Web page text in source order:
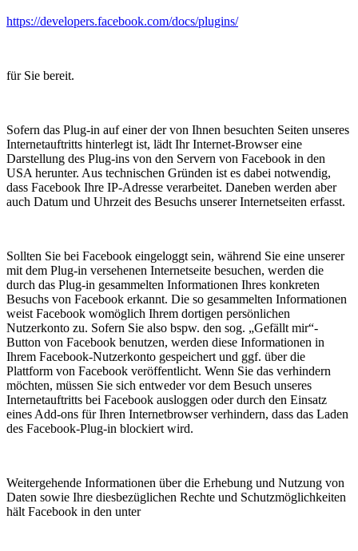
https://developers.facebook.com/docs/plugins/
für Sie bereit.
Sofern das Plug-in auf einer der von Ihnen besuchten Seiten unseres
Internetauftritts hinterlegt ist, lädt Ihr Internet-Browser eine
Darstellung des Plug-ins von den Servern von Facebook in den
USA herunter. Aus technischen Gründen ist es dabei notwendig,
dass Facebook Ihre IP-Adresse verarbeitet. Daneben werden aber
auch Datum und Uhrzeit des Besuchs unserer Internetseiten erfasst.
Sollten Sie bei Facebook eingeloggt sein, während Sie eine unserer
mit dem Plug-in versehenen Internetseite besuchen, werden die
durch das Plug-in gesammelten Informationen Ihres konkreten
Besuchs von Facebook erkannt. Die so gesammelten Informationen
weist Facebook womöglich Ihrem dortigen persönlichen
Nutzerkonto zu. Sofern Sie also bspw. den sog. „Gefällt mir“-
Button von Facebook benutzen, werden diese Informationen in
Ihrem Facebook-Nutzerkonto gespeichert und ggf. über die
Plattform von Facebook veröffentlicht. Wenn Sie das verhindern
möchten, müssen Sie sich entweder vor dem Besuch unseres
Internetauftritts bei Facebook ausloggen oder durch den Einsatz
eines Add-ons für Ihren Internetbrowser verhindern, dass das Laden
des Facebook-Plug-in blockiert wird.
Weitergehende Informationen über die Erhebung und Nutzung von
Daten sowie Ihre diesbezüglichen Rechte und Schutzmöglichkeiten
hält Facebook in den unter